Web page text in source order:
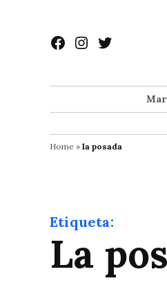
contenido
Facebook
Instagram
Twitter
Home » la posada
Etiqueta:
la